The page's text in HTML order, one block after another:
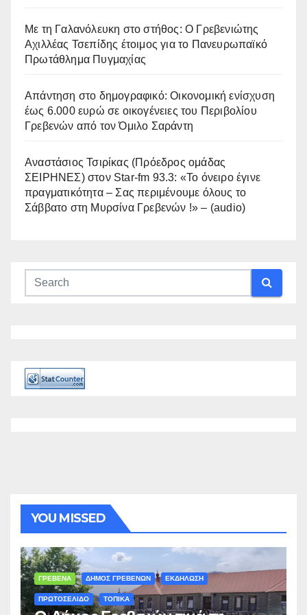
Με τη Γαλανόλευκη στο στήθος: Ο Γρεβενιώτης
Αχιλλέας Τσεπίδης έτοιμος για το Πανευρωπαϊκό
Πρωτάθλημα Πυγμαχίας
Απάντηση στο δημογραφικό: Οικονομική ενίσχυση
έως 6.000 ευρώ σε οικογένειες του Περιβολίου
Γρεβενών από τον Όμιλο Σαράντη
Αναστάσιος Τσιρίκας (Πρόεδρος ομάδας
ΣΕΙΡΗΝΕΣ) στον Star-fm 93.3: «Το όνειρο έγινε
πραγματικότητα – Σας περιμένουμε όλους το
Σάββατο στη Μυρσίνα Γρεβενών !» – (audio)
YOU MISSED
ΓΡΕΒΕΝΑ ΔΗΜΟΣ ΓΡΕΒΕΝΩΝ ΕΚΔΗΛΩΣΗ
ΠΡΩΤΟΣΕΛΙΔΟ ΤΟΠΙΚΑ